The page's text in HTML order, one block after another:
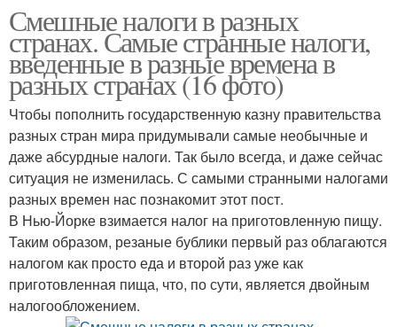
Смешные налоги в разных
странах. Самые странные налоги,
введенные в разные времена в
разных странах (16 фото)
Чтобы пополнить государственную казну правительства
разных стран мира придумывали самые необычные и
даже абсурдные налоги. Так было всегда, и даже сейчас
ситуация не изменилась. С самыми странными налогами
разных времен нас познакомит этот пост.
В Нью-Йорке взимается налог на приготовленную пищу.
Таким образом, резаные бублики первый раз облагаются
налогом как просто еда и второй раз уже как
приготовленная пища, что, по сути, является двойным
налогообложением.